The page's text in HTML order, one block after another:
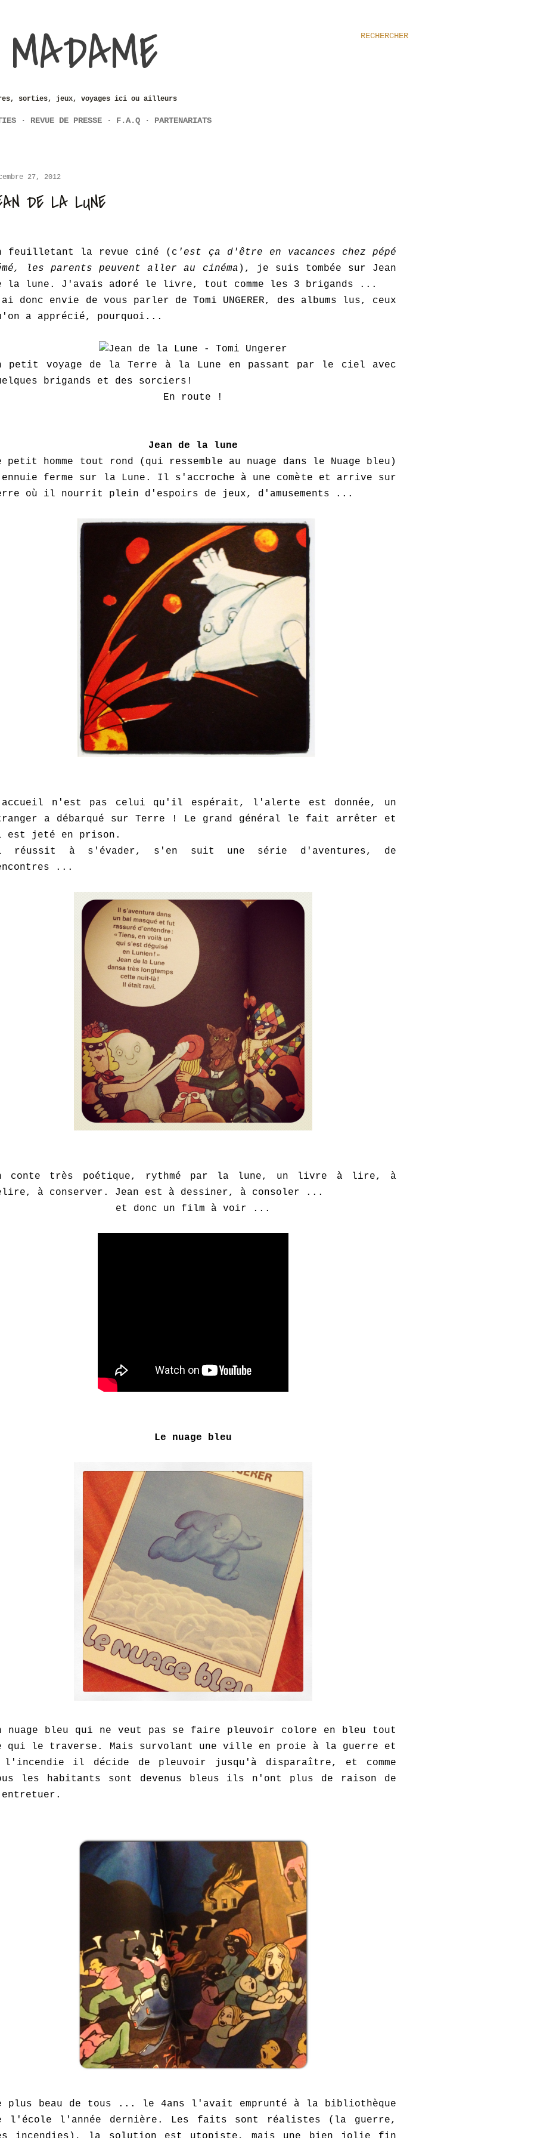
RECHERCHER
sorties, jeux, voyages ici ou ailleurs
REVUE DE PRESSE F.A.Q PARTENARIATS
27, 2012
DE LA LUNE
feuilletant la revue ciné (c 'est ça d'être en vacances chez pépé
les parents peuvent aller au cinéma ), je suis tombée sur Jean
la lune. J'avais adoré le livre, tout comme les 3 brigands ...
donc envie de vous parler de Tomi UNGERER, des albums lus, ceux
a apprécié, pourquoi...
petit voyage de la Terre à la Lune en passant par le ciel avec
brigands et des sorciers!
En route !
Jean de la lune
petit homme tout rond (qui ressemble au nuage dans le Nuage bleu)
ferme sur la Lune. Il s'accroche à une comète et arrive sur
où il nourrit plein d'espoirs de jeux, d'amusements ...
n'est pas celui qu'il espérait, l'alerte est donnée, un
a débarqué sur Terre ! Le grand général le fait arrêter et
jeté en prison.
réussit à s'évader, s'en suit une série d'aventures, de
...
conte très poétique, rythmé par la lune, un livre à lire, à
à conserver. Jean est à dessiner, à consoler ...
et donc un film à voir ...
Le nuage bleu
nuage bleu qui ne veut pas se faire pleuvoir colore en bleu tout
qui le traverse. Mais survolant une ville en proie à la guerre et
l'incendie il décide de pleuvoir jusqu'à disparaître, et comme
les habitants sont devenus bleus ils n'ont plus de raison de
plus beau de tous ... le 4ans l'avait emprunté à la bibliothèque
l'école l'année dernière. Les faits sont réalistes (la guerre,